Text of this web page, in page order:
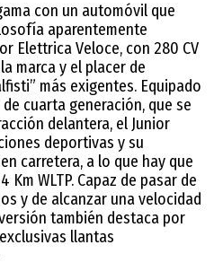
con un automóvil que
aparentemente
Elettrica Veloce, con 280 CV
marca y el placer de
más exigentes. Equipado
cuarta generación, que se
delantera, el Junior
deportivas y su
carretera, a lo que hay que
WLTP. Capaz de pasar de
y de alcanzar una velocidad
también destaca por
llantas